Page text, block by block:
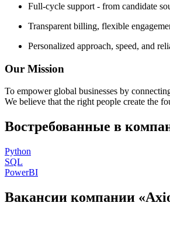
Full-cycle support - from candidate
Transparent billing, flexible
Personalized approach, speed, and
Our Mission
To empower global businesses by
We believe that the right people create the
Востребованные в
Python
SQL
PowerBI
Вакансии компании